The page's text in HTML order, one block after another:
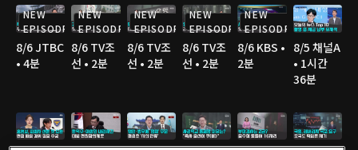
NEW
EPISODE
8/6 JTBC
• 4분
NEW
EPISODE
8/6 TV조
선 • 2분
NEW
EPISODE
8/6 TV조
선 • 2분
NEW
EPISODE
8/6 TV조
선 • 2분
NEW
EPISODE
8/6 KBS •
2분
8/5 채널A
• 1시간
36분